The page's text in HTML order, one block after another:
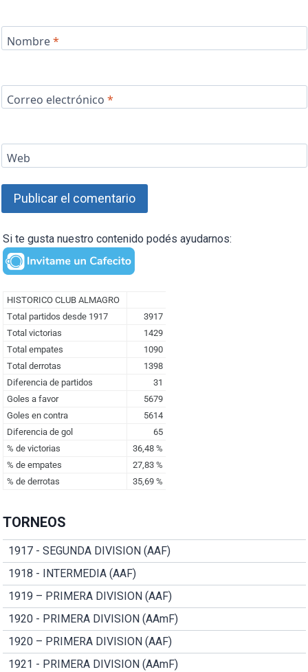
Nombre*
Correo electrónico *
Web
Si te gusta nuestro contenido podés ayudarnos:
TORNEOS
1917 - SEGUNDA DIVISION (AAF)
1918 - INTERMEDIA (AAF)
1919 – PRIMERA DIVISION (AAF)
1920 - PRIMERA DIVISION (AAmF)
1920 – PRIMERA DIVISION (AAF)
1921 - PRIMERA DIVISION (AAmF)